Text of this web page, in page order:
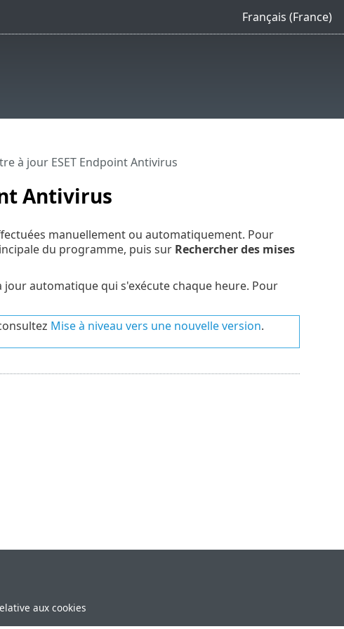
Français (France)
Antivirus
à jour ESET Endpoint Antivirus
manuellement ou automatiquement. Pour
du programme, puis sur Rechercher des mises
automatique qui s'exécute chaque heure. Pour
Mise à niveau vers une nouvelle version.
aux cookies